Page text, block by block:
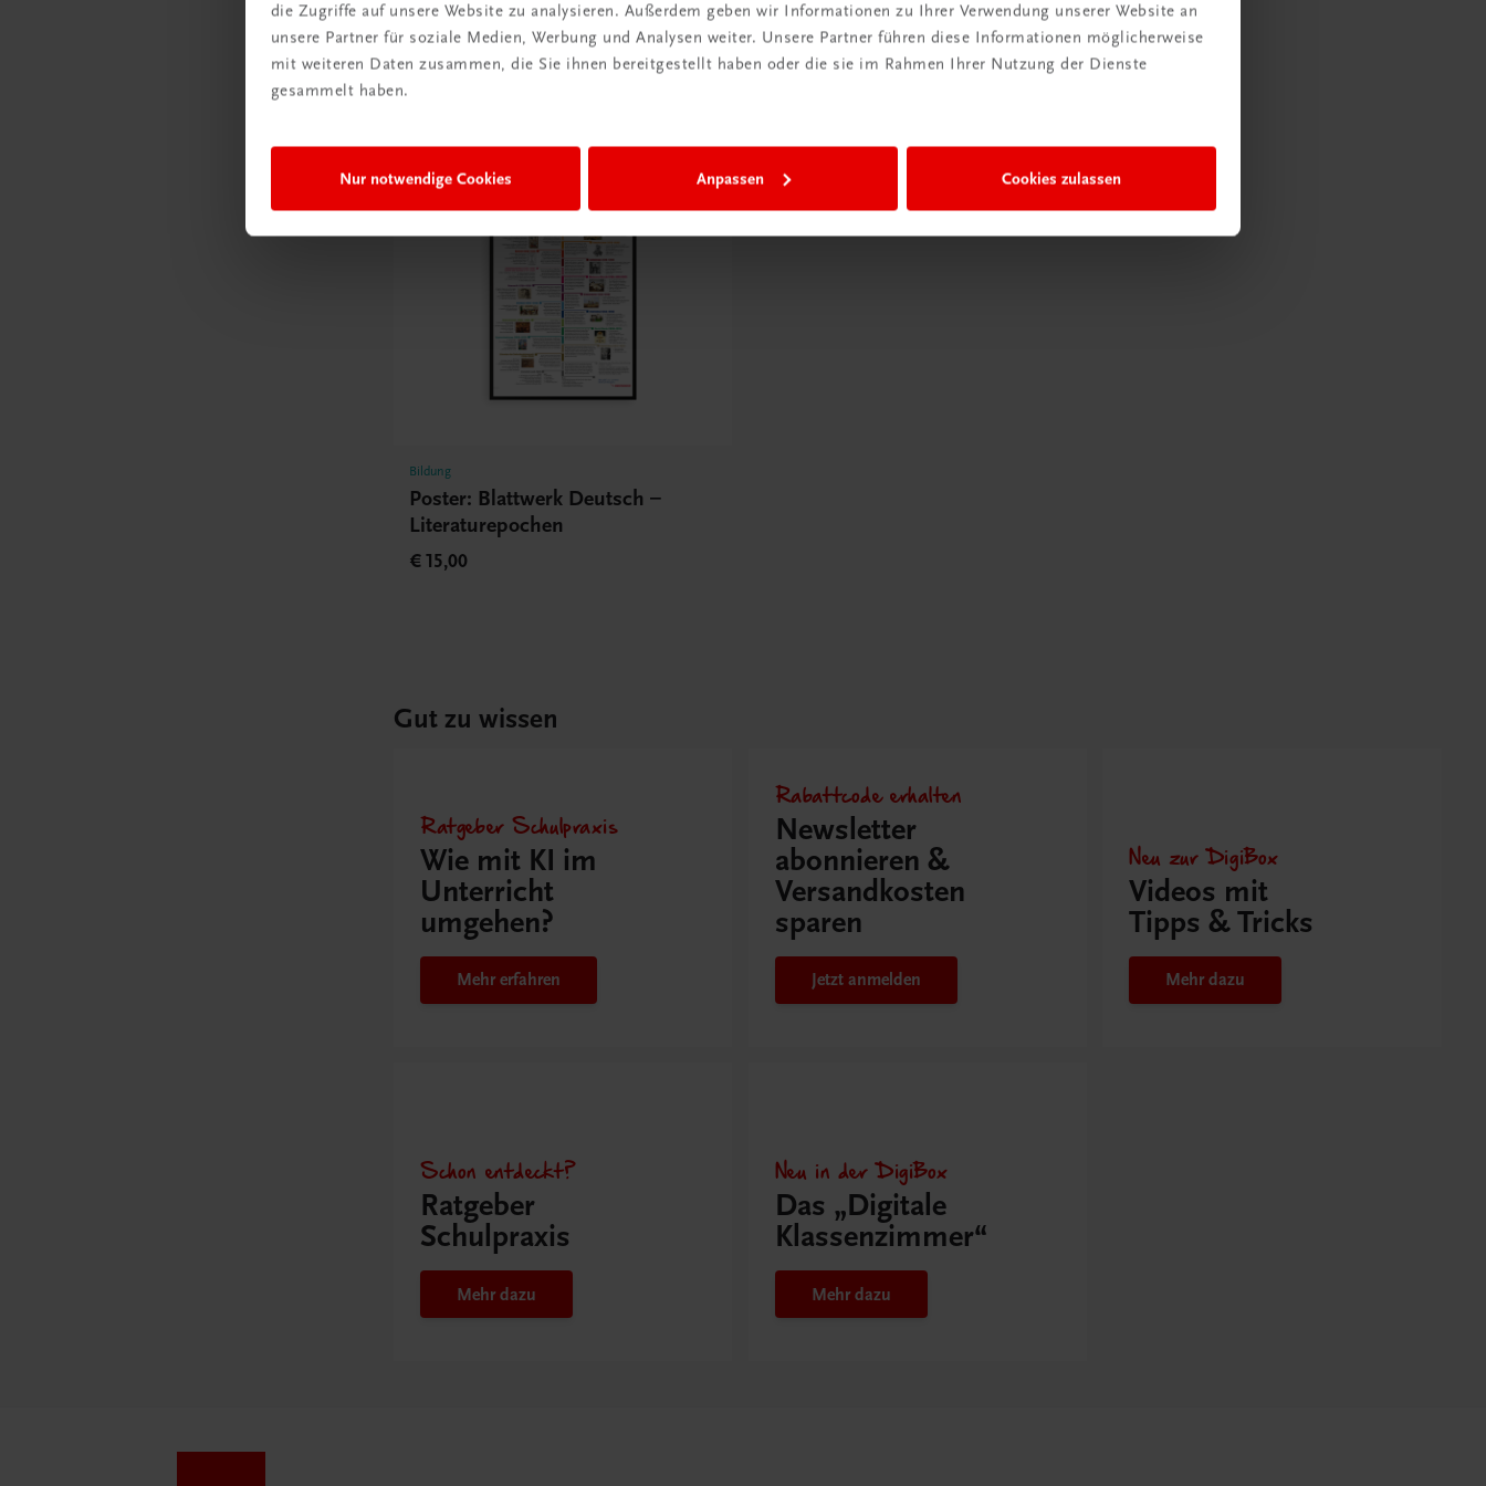
die Zugriffe auf unsere Website zu analysieren. Außerdem geben wir Informationen zu Ihrer Verwendung unserer Website an
unsere Partner für soziale Medien, Werbung und Analysen weiter. Unsere Partner führen diese Informationen möglicherweise
mit weiteren Daten zusammen, die Sie ihnen bereitgestellt haben oder die sie im Rahmen Ihrer Nutzung der Dienste
gesammelt haben.
Nur notwendige Cookies Anpassen Cookies zulassen
Bildung
Poster: Blattwerk Deutsch –
Literaturepochen
€ 15,00
Gut zu wissen
Ratgeber Schulpraxis
Wie mit KI im
Unterricht
umgehen?
Mehr erfahren
Rabattcode erhalten
Newsletter
abonnieren &
Versandkosten
sparen
Jetzt anmelden
Neu zur DigiBox
Videos mit
Tipps & Tricks
Mehr dazu
Schon entdeckt?
Ratgeber
Schulpraxis
Mehr dazu
Neu in der DigiBox
Das „Digitale
Klassenzimmer“
Mehr dazu